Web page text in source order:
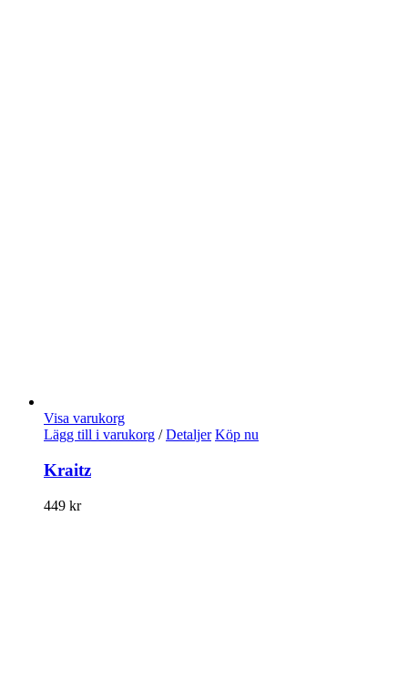
Visa varukorg
Lägg till i varukorg / Detaljer Köp nu
Kraitz
449 kr